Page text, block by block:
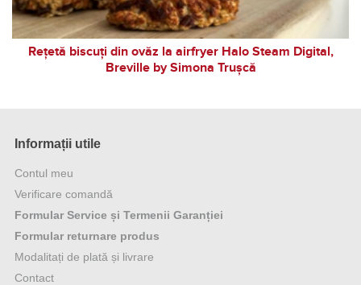
Rețetă biscuți din ovăz la airfryer Halo Steam Digital,
Breville by Simona Trușcă
Informații utile
Contul meu
Verificare comandă
Formular Service și Termenii Garanției
Formular returnare produs
Modalitați de plată și livrare
Contact